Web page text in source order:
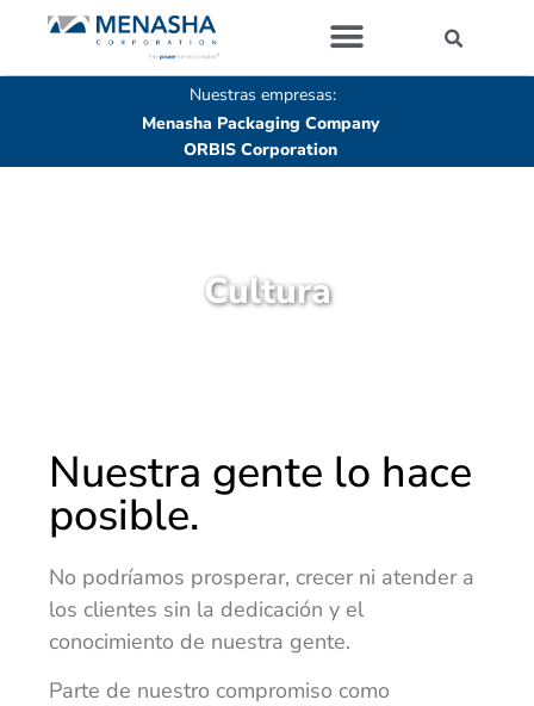
Nuestras empresas:
Menasha Packaging Company
ORBIS Corporation
Cultura
Nuestra gente lo hace
posible.
No podríamos prosperar, crecer ni atender a
los clientes sin la dedicación y el
conocimiento de nuestra gente.
Parte de nuestro compromiso como